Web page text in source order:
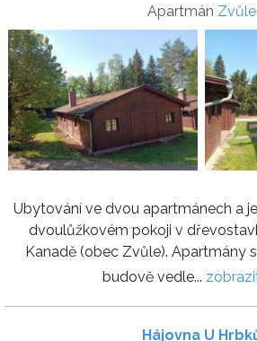
Apartmán Zvůle
Ubytování ve dvou apartmánech a
dvoulůžkovém pokoji v
Kanadě (obec Zvůle). Apartmány
budově vedle...
Hájovna U